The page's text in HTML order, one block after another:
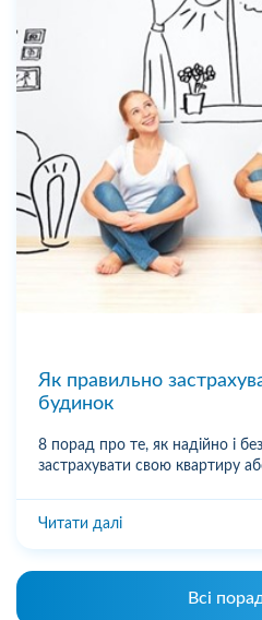
Як правильно
будинок
8 порад про те, як надійно і
застрахувати свою квартиру
Читати далі
Всі